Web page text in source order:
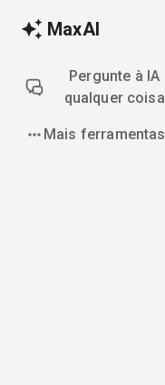
MaxAI
Pergunte à IA
qualquer coisa
Mais ferramentas